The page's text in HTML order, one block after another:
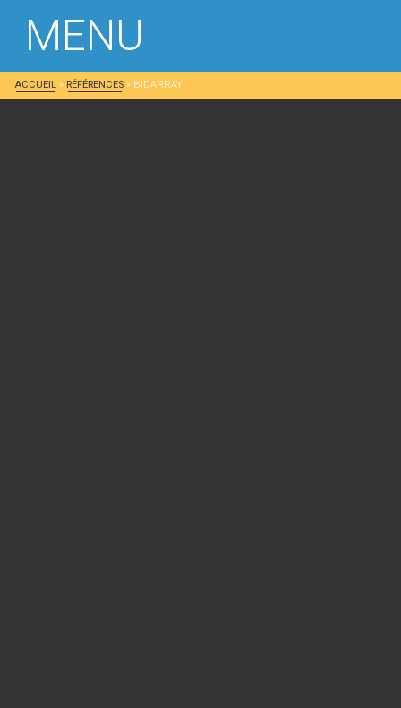
MENU
ACCUEIL » RÉFÉRENCES » BIDARRAY